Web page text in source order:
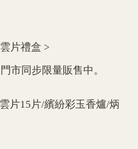
片禮盒 >
市同步限量販售中。
片15片/繽紛彩玉香爐/炳